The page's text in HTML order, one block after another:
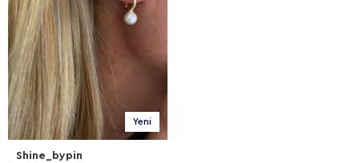
Yeni
Shine_bypin